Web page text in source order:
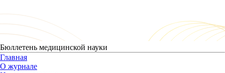
Бюллетень медицинской науки
Главная
О журнале